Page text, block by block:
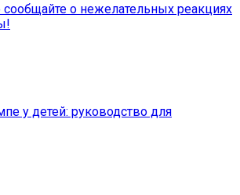
сообщайте о нежелательных реакциях
у детей: руководство для